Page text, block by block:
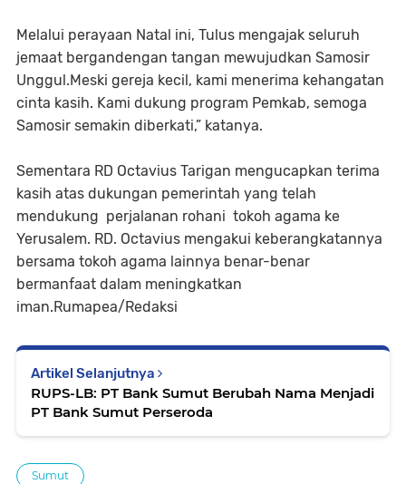
Melalui perayaan Natal ini, Tulus mengajak seluruh
jemaat bergandengan tangan mewujudkan Samosir
Unggul.Meski gereja kecil, kami menerima kehangatan
cinta kasih. Kami dukung program Pemkab, semoga
Samosir semakin diberkati,” katanya.
Sementara RD Octavius Tarigan mengucapkan terima
kasih atas dukungan pemerintah yang telah
mendukung perjalanan rohani tokoh agama ke
Yerusalem. RD. Octavius mengakui keberangkatannya
bersama tokoh agama lainnya benar-benar
bermanfaat dalam meningkatkan
iman.Rumapea/Redaksi
Artikel Selanjutnya
RUPS-LB: PT Bank Sumut Berubah Nama Menjadi
PT Bank Sumut Perseroda
Sumut